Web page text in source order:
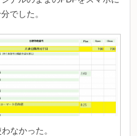
でした。
なかった。